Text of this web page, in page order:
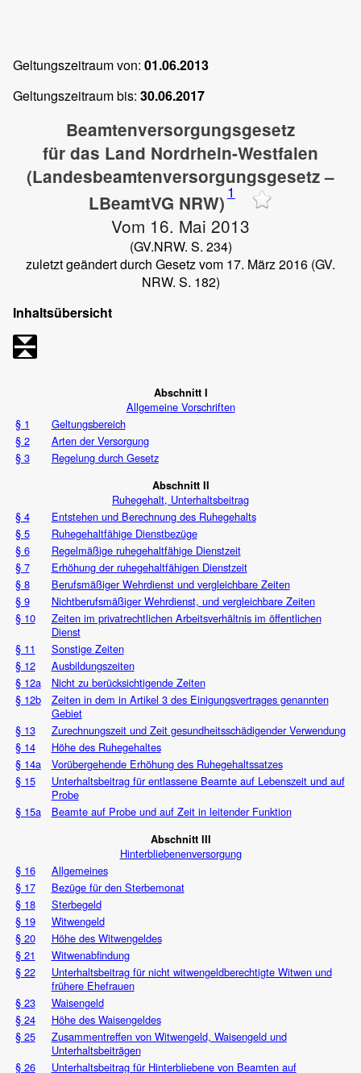
Geltungszeitraum von: 01.06.2013
Geltungszeitraum bis: 30.06.2017
Beamtenversorgungsgesetz
für das Land Nordrhein-Westfalen
(Landesbeamtenversorgungsgesetz –
LBeamtVG NRW) 1
Vom 16. Mai 2013
(GV.NRW. S. 234)
zuletzt geändert durch Gesetz vom 17. März 2016 (GV.
NRW. S. 182)
Inhaltsübersicht
Abschnitt I
Allgemeine Vorschriften
§ 1
Geltungsbereich
§ 2
Arten der Versorgung
§ 3
Regelung durch Gesetz
Abschnitt II
Ruhegehalt, Unterhaltsbeitrag
§ 4
Entstehen und Berechnung des Ruhegehalts
§ 5
Ruhegehaltfähige Dienstbezüge
§ 6
Regelmäßige ruhegehaltfähige Dienstzeit
§ 7
Erhöhung der ruhegehaltfähigen Dienstzeit
§ 8
Berufsmäßiger Wehrdienst und vergleichbare Zeiten
§ 9
Nichtberufsmäßiger Wehrdienst, und vergleichbare Zeiten
§ 10
Zeiten im privatrechtlichen Arbeitsverhältnis im öffentlichen
Dienst
§ 11
Sonstige Zeiten
§ 12
Ausbildungszeiten
§ 12a
Nicht zu berücksichtigende Zeiten
§ 12b
Zeiten in dem in Artikel 3 des Einigungsvertrages genannten
Gebiet
§ 13
Zurechnungszeit und Zeit gesundheitsschädigender Verwendung
§ 14
Höhe des Ruhegehaltes
§ 14a
Vorübergehende Erhöhung des Ruhegehaltssatzes
§ 15
Unterhaltsbeitrag für entlassene Beamte auf Lebenszeit und auf
Probe
§ 15a
Beamte auf Probe und auf Zeit in leitender Funktion
Abschnitt III
Hinterbliebenenversorgung
§ 16
Allgemeines
§ 17
Bezüge für den Sterbemonat
§ 18
Sterbegeld
§ 19
Witwengeld
§ 20
Höhe des Witwengeldes
§ 21
Witwenabfindung
§ 22
Unterhaltsbeitrag für nicht witwengeldberechtigte Witwen und
frühere Ehefrauen
§ 23
Waisengeld
§ 24
Höhe des Waisengeldes
§ 25
Zusammentreffen von Witwengeld, Waisengeld und
Unterhaltsbeiträgen
§ 26
Unterhaltsbeitrag für Hinterbliebene von Beamten auf